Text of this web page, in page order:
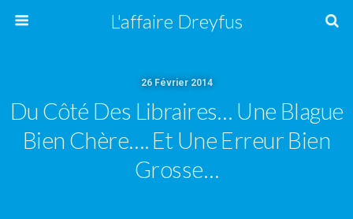
L'affaire Dreyfus
26 Février 2014
Du Côté Des Libraires… Une Blague
Bien Chère…. Et Une Erreur Bien
Grosse…